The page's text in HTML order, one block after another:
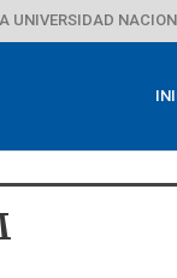
UNIVERSIDAD